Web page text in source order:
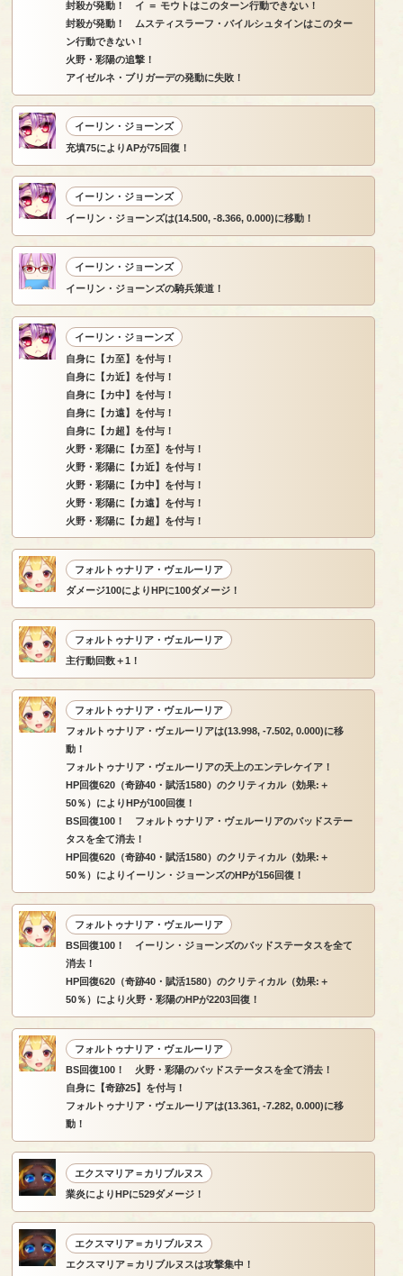
封殺が発動！ イ ＝ モウトはこのターン行動できない！
封殺が発動！ ムスティスラーフ・バイルシュタインはこのター
ン行動できない！
火野・彩陽の追撃！
アイゼルネ・ブリガーデの発動に失敗！
イーリン・ジョーンズ
充填75によりAPが75回復！
イーリン・ジョーンズ
イーリン・ジョーンズは(14.500, -8.366, 0.000)に移動！
イーリン・ジョーンズ
イーリン・ジョーンズの騎兵策道！
イーリン・ジョーンズ
自身に【カ至】を付与！
自身に【カ近】を付与！
自身に【カ中】を付与！
自身に【カ遠】を付与！
自身に【カ超】を付与！
火野・彩陽に【カ至】を付与！
火野・彩陽に【カ近】を付与！
火野・彩陽に【カ中】を付与！
火野・彩陽に【カ遠】を付与！
火野・彩陽に【カ超】を付与！
フォルトゥナリア・ヴェルーリア
ダメージ100によりHPに100ダメージ！
フォルトゥナリア・ヴェルーリア
主行動回数＋1！
フォルトゥナリア・ヴェルーリア
フォルトゥナリア・ヴェルーリアは(13.998, -7.502, 0.000)に移
動！
フォルトゥナリア・ヴェルーリアの天上のエンテレケイア！
HP回復620（奇跡40・賦活1580）のクリティカル（効果:＋
50％）によりHPが100回復！
BS回復100！ フォルトゥナリア・ヴェルーリアのバッドステー
タスを全て消去！
HP回復620（奇跡40・賦活1580）のクリティカル（効果:＋
50％）によりイーリン・ジョーンズのHPが156回復！
フォルトゥナリア・ヴェルーリア
BS回復100！ イーリン・ジョーンズのバッドステータスを全て
消去！
HP回復620（奇跡40・賦活1580）のクリティカル（効果:＋
50％）により火野・彩陽のHPが2203回復！
フォルトゥナリア・ヴェルーリア
BS回復100！ 火野・彩陽のバッドステータスを全て消去！
自身に【奇跡25】を付与！
フォルトゥナリア・ヴェルーリアは(13.361, -7.282, 0.000)に移
動！
エクスマリア＝カリブルヌス
業炎によりHPに529ダメージ！
エクスマリア＝カリブルヌス
エクスマリア＝カリブルヌスは攻撃集中！